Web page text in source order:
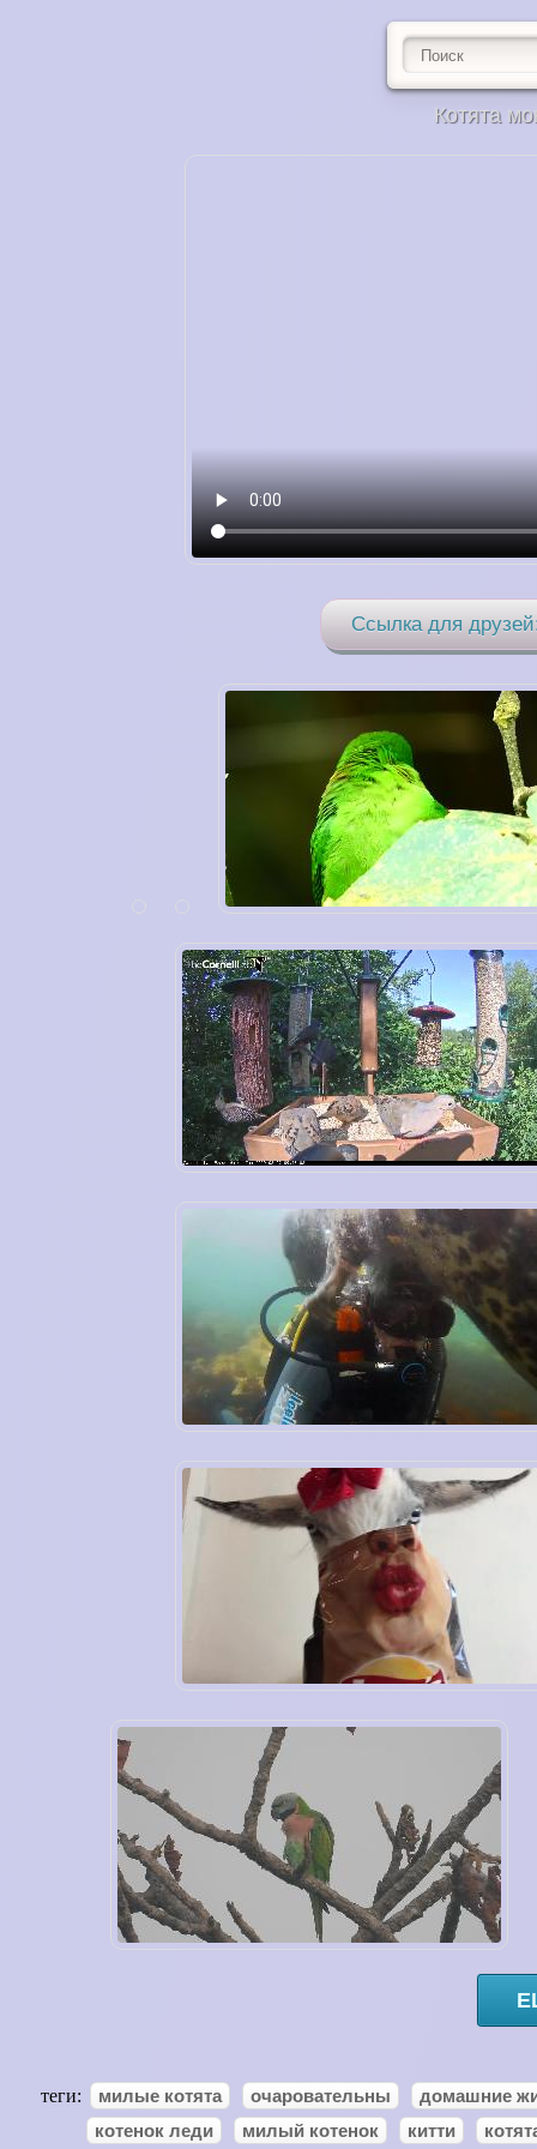
Котята
Ссылка для
теги: милые котята очаровательны
домашние
котенок леди
милый котенок китти